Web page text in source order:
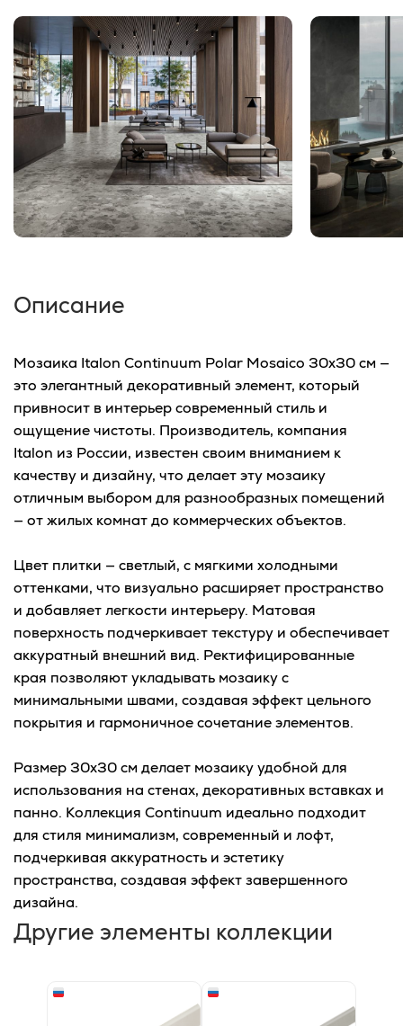
Описание
Мозаика Italon Continuum Polar Mosaico 30x30 см —
это элегантный декоративный элемент, который
привносит в интерьер современный стиль и
ощущение чистоты. Производитель, компания
Italon из России, известен своим вниманием к
качеству и дизайну, что делает эту мозаику
отличным выбором для разнообразных помещений
— от жилых комнат до коммерческих объектов.
Цвет плитки — светлый, с мягкими холодными
оттенками, что визуально расширяет пространство
и добавляет легкости интерьеру. Матовая
поверхность подчеркивает текстуру и обеспечивает
аккуратный внешний вид. Ректифицированные
края позволяют укладывать мозаику с
минимальными швами, создавая эффект цельного
покрытия и гармоничное сочетание элементов.
Размер 30x30 см делает мозаику удобной для
использования на стенах, декоративных вставках и
панно. Коллекция Continuum идеально подходит
для стиля минимализм, современный и лофт,
подчеркивая аккуратность и эстетику
пространства, создавая эффект завершенного
дизайна.
Другие элементы коллекции